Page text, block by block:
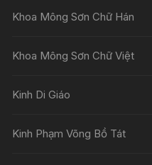
Khoa Mông Sơn Chữ Hán
Khoa Mông Sơn Chữ Việt
Kinh Di Giáo
Kinh Phạm Võng Bồ Tát